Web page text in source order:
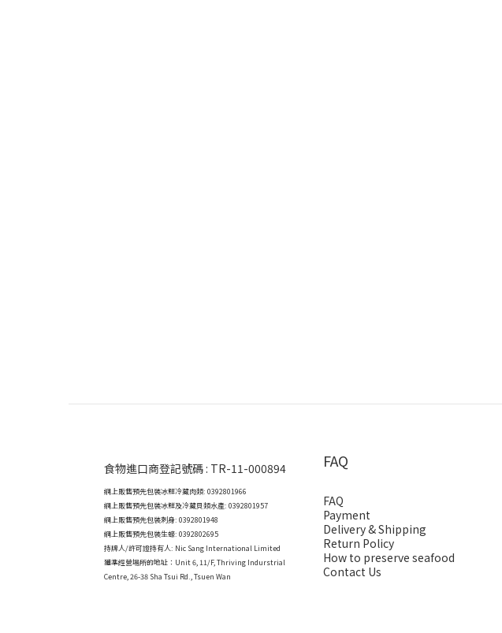
食物進口商登記號碼 : TR-11-000894
網上販售預先包裝冰鮮冷藏肉類: 0392801966
網上販售預先包裝冰鮮及冷藏貝類水產: 0392801957
網上販售預先包裝刺身: 0392801948
網上販售預先包裝生蠔: 0392802695
持牌人/許可證持有人: Nic Sang International Limited
獲準經營場所的地址： Unit 6, 11/F, Thriving Indurstrial
Centre, 26-38 Sha Tsui Rd., Tsuen Wan
FAQ
FAQ
Payment
Delivery & Shipping
Return Policy
How to preserve seafood
Contact Us